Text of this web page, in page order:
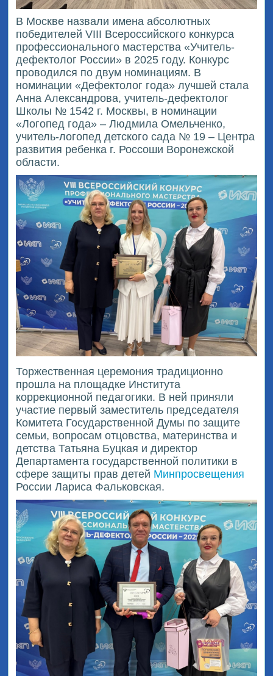
В Москве назвали имена абсолютных
победителей VIII Всероссийского конкурса
профессионального мастерства «Учитель-
дефектолог России» в 2025 году. Конкурс
проводился по двум номинациям. В
номинации «Дефектолог года» лучшей стала
Анна Александрова, учитель-дефектолог
Школы № 1542 г. Москвы, в номинации
«Логопед года» – Людмила Омельченко,
учитель-логопед детского сада № 19 – Центра
развития ребенка г. Россоши Воронежской
области.
Торжественная церемония традиционно
прошла на площадке Института
коррекционной педагогики. В ней приняли
участие первый заместитель председателя
Комитета Государственной Думы по защите
семьи, вопросам отцовства, материнства и
детства Татьяна Буцкая и директор
Департамента государственной политики в
сфере защиты прав детей Минпросвещения
России Лариса Фальковская.